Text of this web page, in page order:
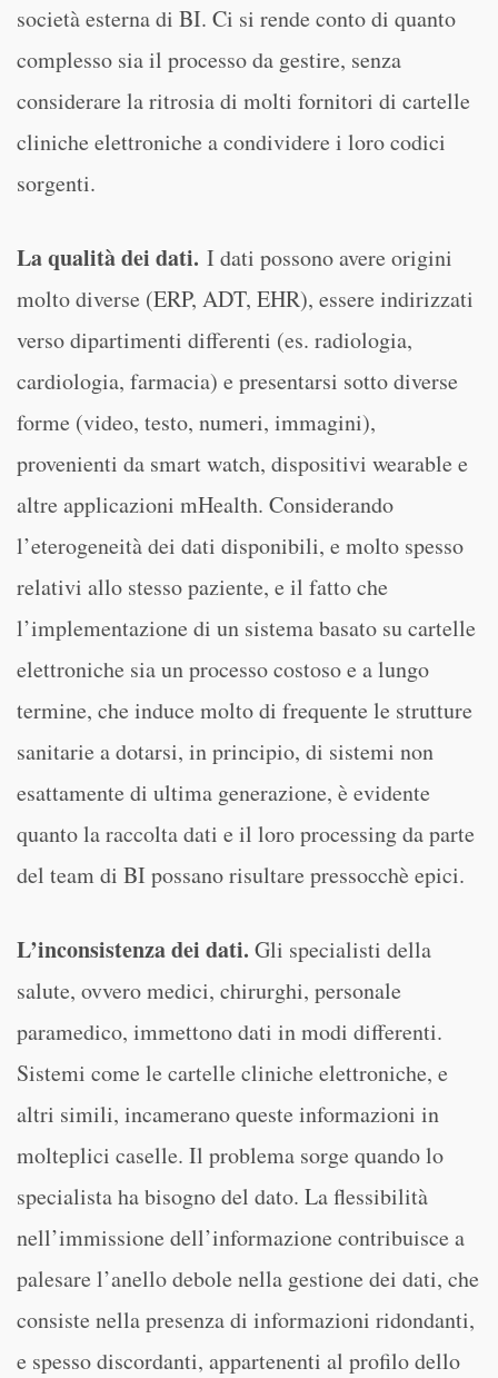
società esterna di BI. Ci si rende conto di quanto
complesso sia il processo da gestire, senza
considerare la ritrosia di molti fornitori di cartelle
cliniche elettroniche a condividere i loro codici
sorgenti.
La qualità dei dati. I dati possono avere origini
molto diverse (ERP, ADT, EHR), essere indirizzati
verso dipartimenti differenti (es. radiologia,
cardiologia, farmacia) e presentarsi sotto diverse
forme (video, testo, numeri, immagini),
provenienti da smart watch, dispositivi wearable e
altre applicazioni mHealth. Considerando
l’eterogeneità dei dati disponibili, e molto spesso
relativi allo stesso paziente, e il fatto che
l’implementazione di un sistema basato su cartelle
elettroniche sia un processo costoso e a lungo
termine, che induce molto di frequente le strutture
sanitarie a dotarsi, in principio, di sistemi non
esattamente di ultima generazione, è evidente
quanto la raccolta dati e il loro processing da parte
del team di BI possano risultare pressocchè epici.
L’inconsistenza dei dati. Gli specialisti della
salute, ovvero medici, chirurghi, personale
paramedico, immettono dati in modi differenti.
Sistemi come le cartelle cliniche elettroniche, e
altri simili, incamerano queste informazioni in
molteplici caselle. Il problema sorge quando lo
specialista ha bisogno del dato. La flessibilità
nell’immissione dell’informazione contribuisce a
palesare l’anello debole nella gestione dei dati, che
consiste nella presenza di informazioni ridondanti,
e spesso discordanti, appartenenti al profilo dello